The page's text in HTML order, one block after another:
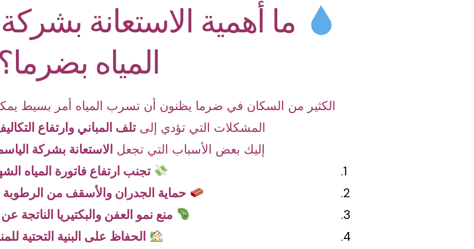
ما أهمية الاستعانة
المياه بضرما؟
الكثير من السكان في ضرما يظنون أن تسرب المياه أمر بسيط
المشكلات التي تؤدي إلىتلف المباني وارتفاع
إليك بعض الأسباب التي تجعل الاستعانة بشركة
تجنب ارتفاع فاتورة المياه
حماية الجدران والأسقف من
منع نمو العفن والبكتيريا الناتجة
الحفاظ على البنية التحتية